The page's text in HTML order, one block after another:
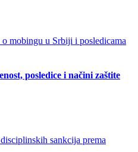
posledice i načini zaštite